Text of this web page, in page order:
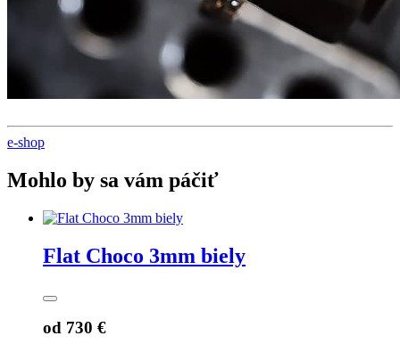
e-shop
Mohlo by sa vám páčiť
Flat Choco 3mm biely
od 730 €